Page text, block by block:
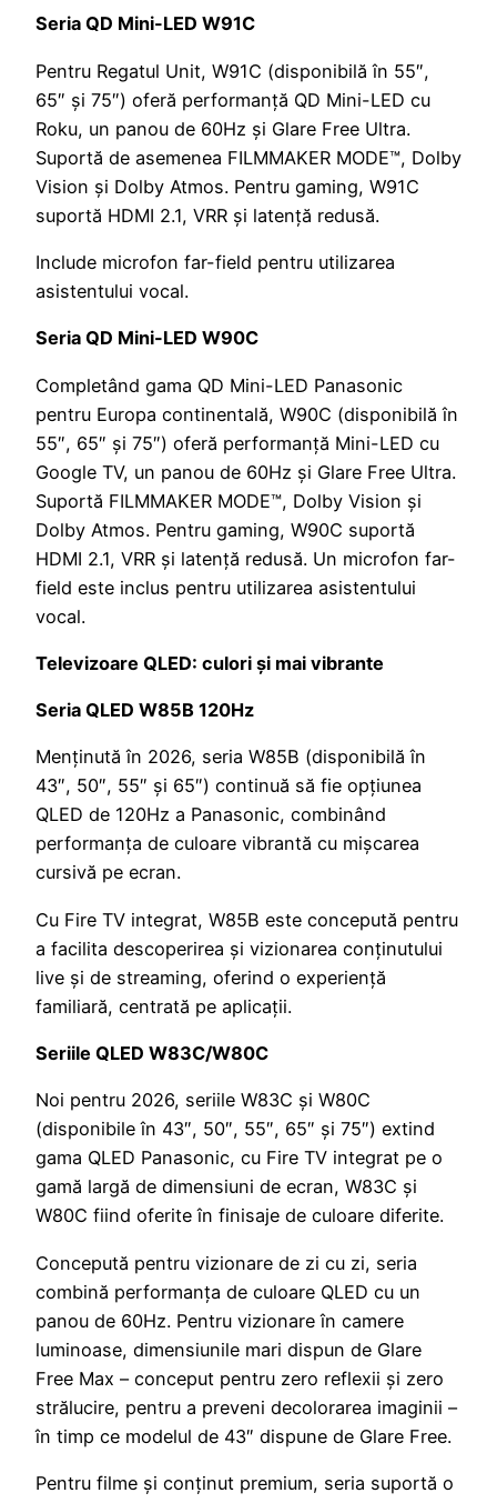
Seria QD Mini-LED W91C
Pentru Regatul Unit, W91C (disponibilă în 55″,
65″ și 75″) oferă performanță QD Mini-LED cu
Roku, un panou de 60Hz și Glare Free Ultra.
Suportă de asemenea FILMMAKER MODE™, Dolby
Vision și Dolby Atmos. Pentru gaming, W91C
suportă HDMI 2.1, VRR și latență redusă.
Include microfon far-field pentru utilizarea
asistentului vocal.
Seria QD Mini-LED W90C
Completând gama QD Mini-LED Panasonic
pentru Europa continentală, W90C (disponibilă în
55″, 65″ și 75″) oferă performanță Mini-LED cu
Google TV, un panou de 60Hz și Glare Free Ultra.
Suportă FILMMAKER MODE™, Dolby Vision și
Dolby Atmos. Pentru gaming, W90C suportă
HDMI 2.1, VRR și latență redusă. Un microfon far-
field este inclus pentru utilizarea asistentului
vocal.
Televizoare QLED: culori și mai vibrante
Seria QLED W85B 120Hz
Menținută în 2026, seria W85B (disponibilă în
43″, 50″, 55″ și 65″) continuă să fie opțiunea
QLED de 120Hz a Panasonic, combinând
performanța de culoare vibrantă cu mișcarea
cursivă pe ecran.
Cu Fire TV integrat, W85B este concepută pentru
a facilita descoperirea și vizionarea conținutului
live și de streaming, oferind o experiență
familiară, centrată pe aplicații.
Seriile QLED W83C/W80C
Noi pentru 2026, seriile W83C și W80C
(disponibile în 43″, 50″, 55″, 65″ și 75″) extind
gama QLED Panasonic, cu Fire TV integrat pe o
gamă largă de dimensiuni de ecran, W83C și
W80C fiind oferite în finisaje de culoare diferite.
Concepută pentru vizionare de zi cu zi, seria
combină performanța de culoare QLED cu un
panou de 60Hz. Pentru vizionare în camere
luminoase, dimensiunile mari dispun de Glare
Free Max – conceput pentru zero reflexii și zero
strălucire, pentru a preveni decolorarea imaginii –
în timp ce modelul de 43″ dispune de Glare Free.
Pentru filme și conținut premium, seria suportă o